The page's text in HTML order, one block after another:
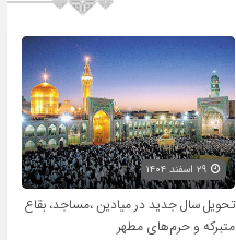
تحویل سال‌ جدید در میادین ،مساجد، بقاع
متبرکه‌ و حرم‌های‌ مطهر